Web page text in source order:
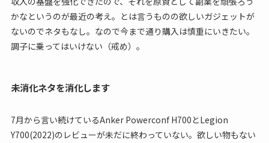
かなというのが最近の考え。とは言うものの欲しいガジェットが
ないのでネタもなし。なので今まで通り購入は慎重にいきたい。
調子に乗ってはいけない（戒め）。
未消化ネタを消化します
7月から言い続けているAnker Powerconf H700とLegion
Y700(2022)のレビューが未だに終わっていない。欲しい物もない